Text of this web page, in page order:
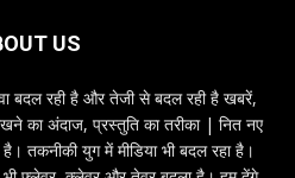
US
बदल रही है और तेजी से बदल रही है खबरें,
का अंदाज, प्रस्तुति का तरीका | नित नए
तकनीकी युग में मीडिया भी बदल रहा है।